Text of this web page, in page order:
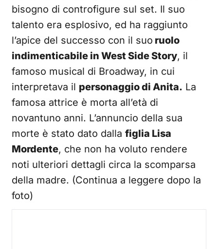
bisogno di controfigure sul set. Il suo
talento era esplosivo, ed ha raggiunto
l’apice del successo con il suo ruolo
indimenticabile in West Side Story, il
famoso musical di Broadway, in cui
interpretava il personaggio di Anita. La
famosa attrice è morta all’età di
novantuno anni. L’annuncio della sua
morte è stato dato dalla figlia Lisa
Mordente, che non ha voluto rendere
noti ulteriori dettagli circa la scomparsa
della madre. (Continua a leggere dopo la
foto)